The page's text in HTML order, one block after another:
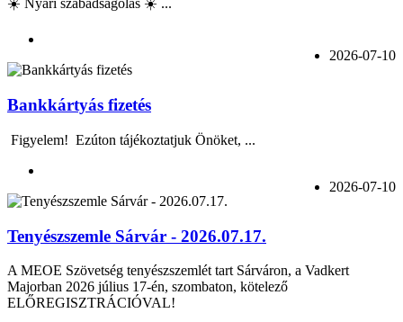
☀️ Nyári szabadságolás ☀️ ...
2026-07-10
Bankkártyás fizetés
Figyelem! Ezúton tájékoztatjuk Önöket, ...
2026-07-10
Tenyészszemle Sárvár - 2026.07.17.
A MEOE Szövetség tenyészszemlét tart Sárváron, a Vadkert
Majorban 2026 július 17-én, szombaton, kötelező
ELŐREGISZTRÁCIÓVAL!